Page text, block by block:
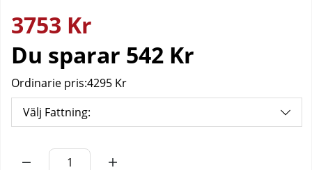
3753 Kr
Du sparar 542 Kr
Ordinarie pris:4295 Kr
Välj Fattning: